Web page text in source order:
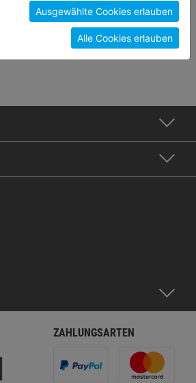
ZAHLUNGSARTEN
alle Infos zu den
unter "Cookies
du auswählen, welche Cookies
und welche nicht.
Ausgewählte Cookies erlauben
Alle Cookies erlauben